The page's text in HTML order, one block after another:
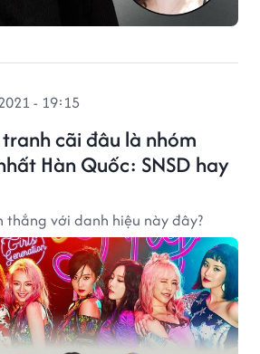
cãi đâu là nhóm
Hàn Quốc: SNSD hay
- 19:15
thắng với danh hiệu này đây?